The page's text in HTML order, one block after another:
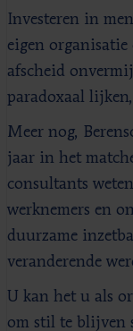
Investeren in
eigen organisatie
afscheid
paradoxaal
Meer nog,
jaar in het
consultants
werknemers en
duurzame
veranderende
U kan het u als
om stil te blijven